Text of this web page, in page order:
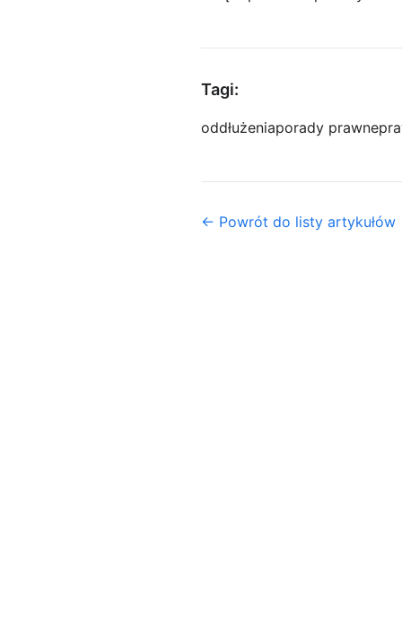
Tagi:
oddłużeniaporady prawne
← Powrót do listy artykułów